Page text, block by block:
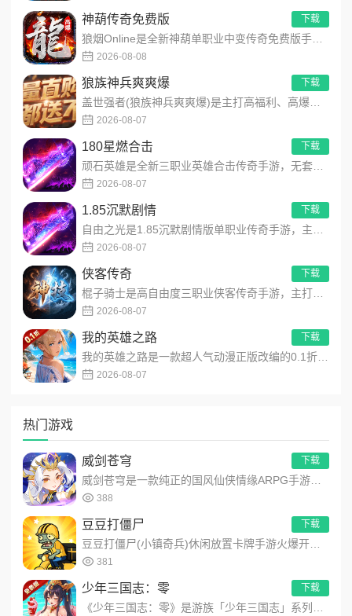
神葫传奇免费版
狼烟Online是全新神葫单职业中变传奇免费版手游，永久内置3折福利，每日免费领800代币！开局赠送豪华首充...
2026-08-08
下载
狼族神兵爽爽爆
盖世强者(狼族神兵爽爽爆)是主打高福利、高爆率、长线挂机的东方玄幻传奇手游！开局即送2亿切割、千万群切、八大...
2026-08-07
下载
180星燃合击
顽石英雄是全新三职业英雄合击传奇手游，无套路无脑上手，全程无硬性消费！永久内置3折充值福利，每日上线领648...
2026-08-07
下载
1.85沉默剧情
自由之光是1.85沉默剧情版单职业传奇手游，主打散人可打可嫖良心玩法！每日免费送328代币，海量礼包全程白嫖...
2026-08-07
下载
侠客传奇
棍子骑士是高自由度三职业侠客传奇手游，主打百种技能自由搭配！解锁海量天赋与被动效果，搭配炫酷粒子技能特效，刷...
2026-08-07
下载
我的英雄之路
我的英雄之路是一款超人气动漫正版改编的0.1折高福利卡牌策略手游，以经典进击主题世界观为核心，高度还原原作剧...
2026-08-07
下载
热门游戏
威剑苍穹
威剑苍穹是一款纯正的国风仙侠情缘ARPG手游，游戏以精致的手法展现了东方恢弘精美的修仙建筑、场景精雕细琢，致...
388
下载
豆豆打僵尸
豆豆打僵尸(小镇奇兵)休闲放置卡牌手游火爆开启！游戏结合了休闲放置与卡牌策略，你不仅可以自动战斗，解放双手，...
381
下载
少年三国志：零
《少年三国志：零》是游族「少年三国志」系列全新力作。独创4x4布局，流派组合千变万化，兵将军师皆有可为。品质...
下载